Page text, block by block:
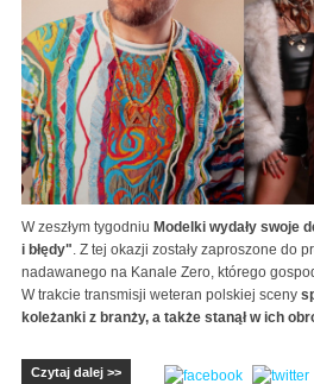
W zeszłym tygodniu Modelki wydały swoje
i błędy". Z tej okazji zostały zaproszone do
nadawanego na Kanale Zero, którego
W trakcie transmisji weteran polskiej sceny
koleżanki z branży, a także stanął w ich
Czytaj dalej >>